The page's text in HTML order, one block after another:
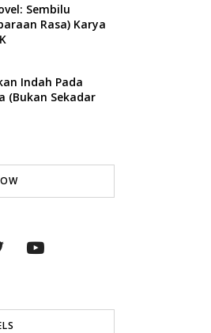
Sembilu
Rasa) Karya
Indah Pada
(Bukan Sekadar